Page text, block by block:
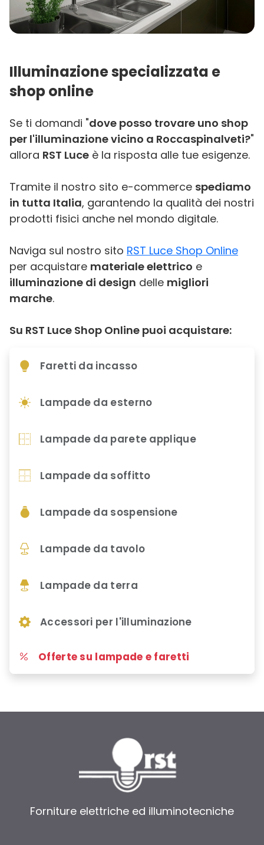
Illuminazione specializzata e
shop online
Se ti domandi "dove posso trovare uno shop
per l'illuminazione vicino a Roccaspinalveti?"
allora RST Luce è la risposta alle tue esigenze.
Tramite il nostro sito e-commerce spediamo
in tutta Italia, garantendo la qualità dei nostri
prodotti fisici anche nel mondo digitale.
Naviga sul nostro sito RST Luce Shop Online
per acquistare materiale elettrico e
illuminazione di design delle migliori
marche.
Su RST Luce Shop Online puoi acquistare:
Faretti da incasso
Lampade da esterno
Lampade da parete applique
Lampade da soffitto
Lampade da sospensione
Lampade da tavolo
Lampade da terra
Accessori per l'illuminazione
Offerte su lampade e faretti
Forniture elettriche ed illuminotecniche